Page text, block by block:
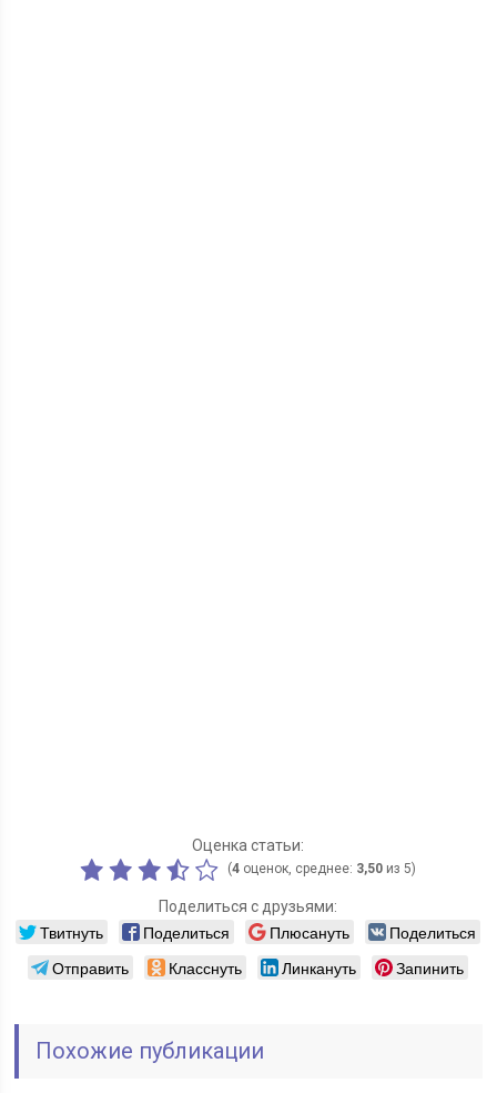
Оценка статьи:
(4 оценок, среднее: 3,50 из 5)
Поделиться с друзьями:
Твитнуть Поделиться Плюсануть
Поделиться
Отправить
Класснуть Линкануть Запинить
Похожие публикации